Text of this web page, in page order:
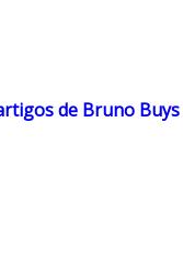
de Bruno Buys